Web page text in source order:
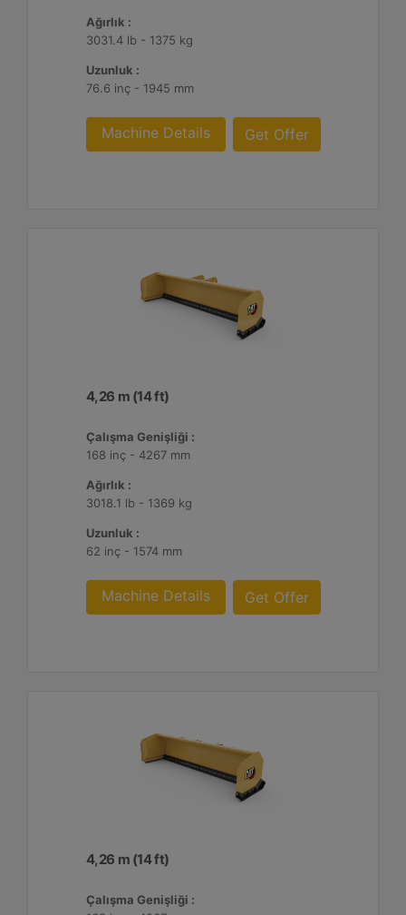
Ağırlık :
3031.4 lb - 1375 kg
Uzunluk :
76.6 inç - 1945 mm
Machine Details Get Offer
4,26 m (14 ft)
Çalışma Genişliği :
168 inç - 4267 mm
Ağırlık :
3018.1 lb - 1369 kg
Uzunluk :
62 inç - 1574 mm
Machine Details Get Offer
4,26 m (14 ft)
Çalışma Genişliği :